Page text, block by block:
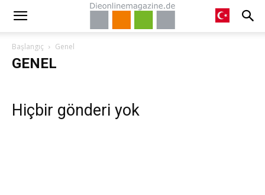
Başlangıç Genel
GENEL
Hiçbir gönderi yok